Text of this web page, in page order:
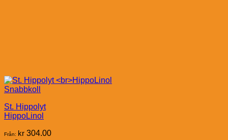
Snabbkoll
St. Hippolyt
HippoLinol
Från: kr 304.00